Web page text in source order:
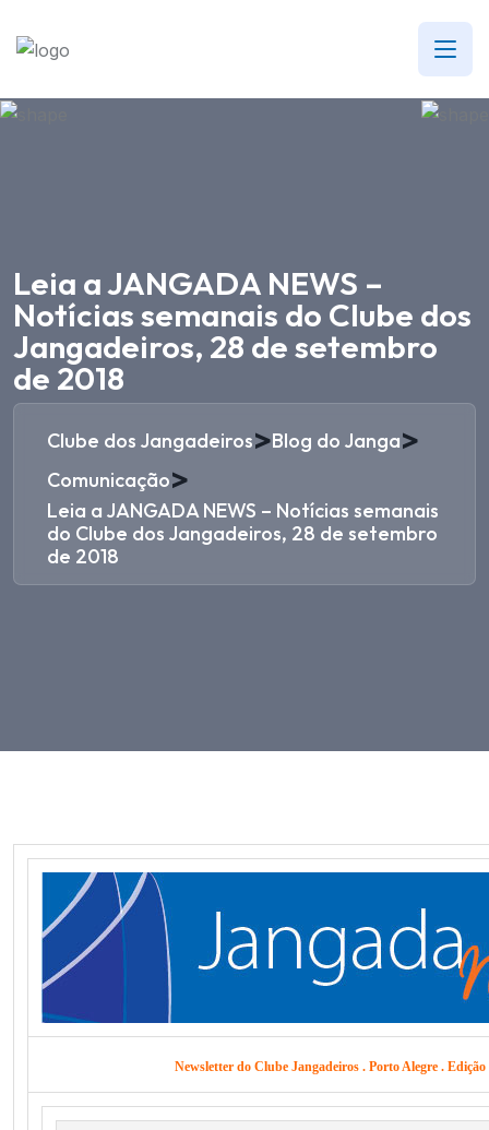
Leia a JANGADA NEWS –
Notícias semanais do Clube dos
Jangadeiros, 28 de setembro
de 2018
Clube dos Jangadeiros>Blog do Janga>
Comunicação>
Leia a JANGADA NEWS – Notícias semanais
do Clube dos Jangadeiros, 28 de setembro
de 2018
Newsletter do Clube Jangadeiros . Porto Alegre . Edição